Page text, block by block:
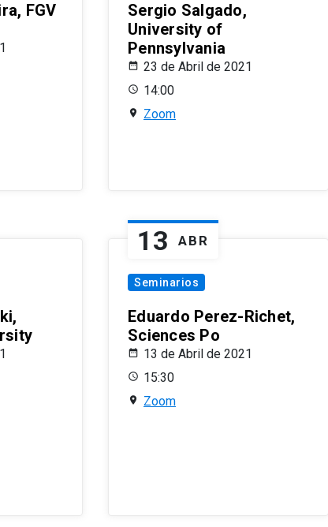
FGV
Sergio Salgado,
University of
Pennsylvania
23 de Abril de 2021
14:00
Zoom
13 ABR
Seminarios
Eduardo Perez-Richet,
Sciences Po
13 de Abril de 2021
15:30
Zoom